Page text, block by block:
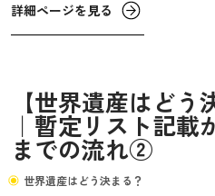
詳細ページを見る
【世界遺産はど
｜暫定リスト記
までの流れ②
世界遺産はどう決まる？